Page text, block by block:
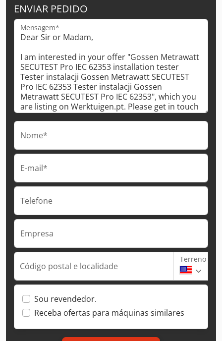
ENVIAR PEDIDO
Mensagem*
Nome*
E-mail*
Telefone
Empresa
Código postal e localidade
Terreno
Sou revendedor.
Receba ofertas para máquinas similares